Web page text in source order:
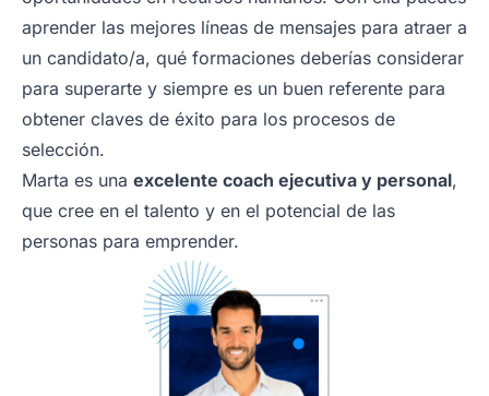
aprender las mejores líneas de mensajes para atraer a
un candidato/a, qué formaciones deberías considerar
para superarte y siempre es un buen referente para
obtener claves de éxito para los procesos de
selección.
Marta es una excelente coach ejecutiva y personal,
que cree en el talento y en el potencial de las
personas para emprender.